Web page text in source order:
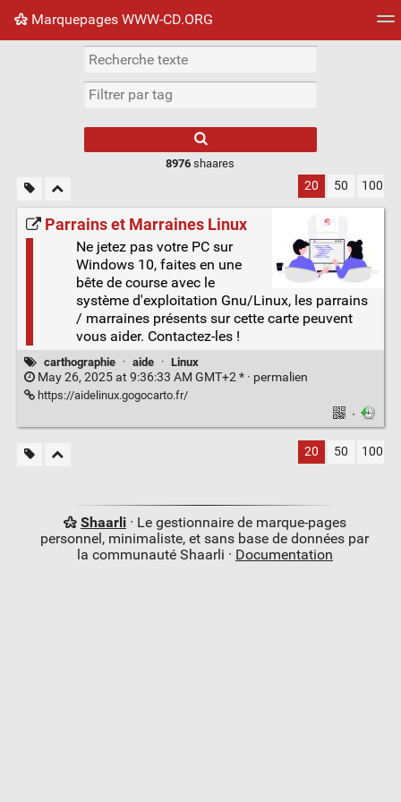
Marquepages WWW-CD.ORG
Nuage de tags Mur d'images
8976 shaares
20 50 100
Parrains et Marraines Linux
Ne jetez pas votre PC sur
Windows 10, faites en une
bête de course avec le
système d'exploitation Gnu/Linux, les parrains
/ marraines présents sur cette carte peuvent
vous aider. Contactez-les !
carthographie · aide · Linux
May 26, 2025 at 9:36:33 AM GMT+2 * · permalien
https://aidelinux.gogocarto.fr/
·
20 50 100
Shaarli· Le gestionnaire de marque-pages
personnel, minimaliste, et sans base de données par
la communauté Shaarli · Documentation